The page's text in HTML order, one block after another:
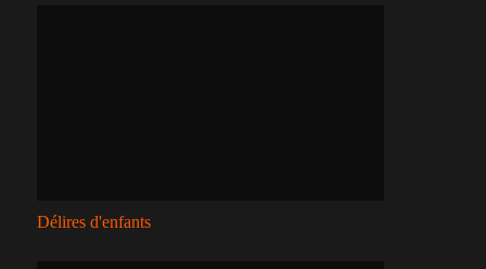
Délires d'enfants